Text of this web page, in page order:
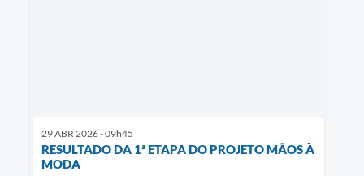
29 ABR 2026 - 09h45
RESULTADO DA 1ª ETAPA DO PROJETO MÃOS À
MODA